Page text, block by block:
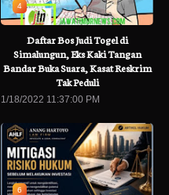
4
Daftar Bos Judi Togel di
Simalungun, Eks Kaki Tangan
Bandar Buka Suara, Kasat Reskrim
Tak Peduli
1/18/2022 11:37:00 PM
6